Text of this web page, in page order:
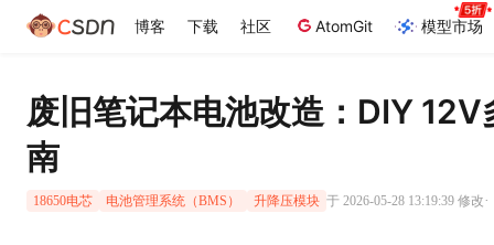
博客 下载 社区 AtomGit 模型市场
废旧笔记本电池改造：DIY
南
18650电芯 电池管理系统（BMS） 升降压模块 于 2026-05-28 13:19:39 修改·